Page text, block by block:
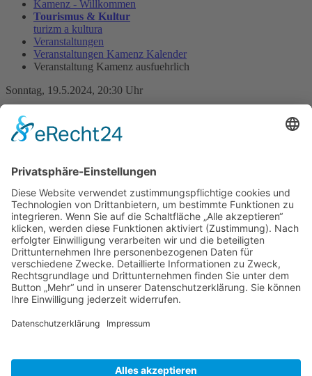
Kamenz - Willkommen
Tourismus & Kultur
turizm a kultura
Veranstaltungen
Veranstaltungen Kamenz Kalender
Veranstaltung Kamenz ausfuehrlich
Sonntag, 19.5.2024, 20:30 Uhr
Ort: Hutbergbühne Kamenz
2. Taschenlampenkonzert auf
der Hutbergbühne
Ein erster großer Erfolg des Konzertes konnte in diesem Jahr auf der
Hutbergbühne verzeichnet werden, deshalb geht es nächstes Jahr am
19.05.2024zumPfingstsonntagin die zweite Runde! Ab sofort
gibt es Tickets in der Kamenz-Information! Alle Info´s unter
www.hutbergbuehne-kamenz.de
Zurück
»facebook.com/kamenz.news »facebook.com/rathaus.kamenz
»facebook.com/Kamenz.Tourismus
»instagramm.com/kamenz_tourismus